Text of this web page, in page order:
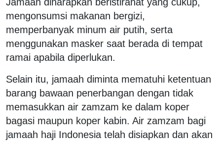
mengonsumsi makanan bergizi,
memperbanyak minum air putih, serta
menggunakan masker saat berada di tempat
ramai apabila diperlukan.
Selain itu, jamaah diminta mematuhi ketentuan
barang bawaan penerbangan dengan tidak
memasukkan air zamzam ke dalam koper
bagasi maupun koper kabin. Air zamzam bagi
jamaah haji Indonesia telah disiapkan dan akan